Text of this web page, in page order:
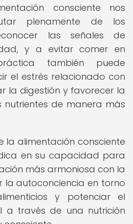
consciente nos
plenamente de los
las señales de
y a evitar comer en
también puede
el estrés relacionado con
la digestión y favorecer la
nutrientes de manera más
la alimentación consciente
en su capacidad para
más armoniosa con la
la autoconciencia en torno
y potenciar el
a través de una nutrición